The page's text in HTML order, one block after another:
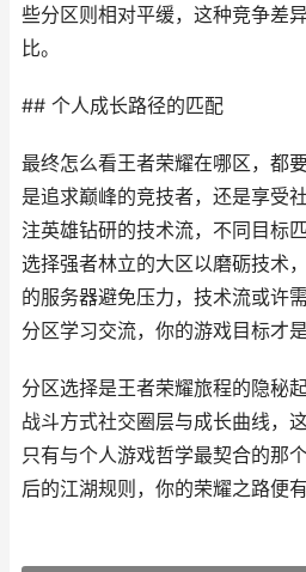
些分区则相对平缓，这种竞争差
比。
## 个人成长路径的匹配
最终怎么看王者荣耀在哪区，都
是追求巅峰的竞技者，还是享受
注英雄钻研的技术流，不同目标
选择强者林立的大区以磨砺技术
的服务器避免压力，技术流或许
分区学习交流，你的游戏目标才
分区选择是王者荣耀旅程的隐秘
战斗方式社交圈层与成长曲线，
只有与个人游戏哲学最契合的那
后的江湖规则，你的荣耀之路便